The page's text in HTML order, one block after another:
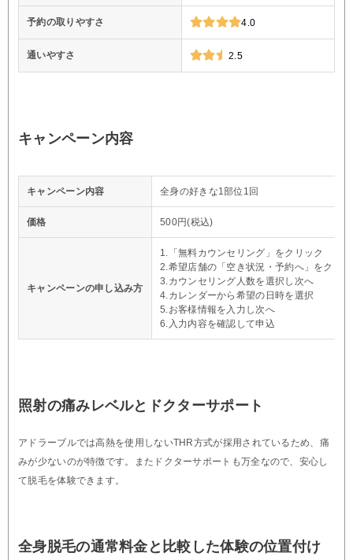
予約の取りやすさ 4.0
通いやすさ 2.5
キャンペーン内容
キャンペーン内容 全身の好きな1部位1回
価格 500円(税込)
キャンペーンの申し込み方
1.「無料カウンセリング」をクリック
2.希望店舗の「空き状況・予約へ」をクリ
3.カウンセリング人数を選択し次へ
4.カレンダーから希望の日時を選択
5.お客様情報を入力し次へ
6.入力内容を確認して申込
照射の痛みレベルとドクターサポート
アドラーブルでは高熱を使用しないTHR方式が採用されているため、痛
みが少ないのが特徴です。またドクターサポートも万全なので、安心し
て脱毛を体験できます。
全身脱毛の通常料金と比較した体験の位置付け